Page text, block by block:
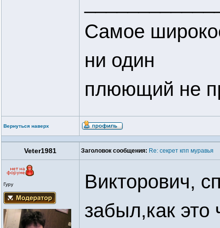
Самое
ни один
плюющий не
Вернуться наверх
Veter1981 Заголовок сообщения: Re: секрет кпп муравья
Гуру
Викторович,
забыл,как это